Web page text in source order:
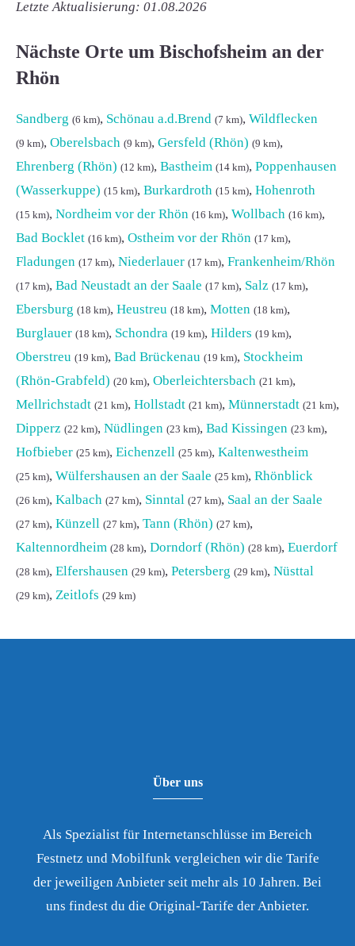
Letzte Aktualisierung: 01.08.2026
Nächste Orte um Bischofsheim an der
Rhön
Sandberg (6 km), Schönau a.d.Brend (7 km), Wildflecken
(9 km), Oberelsbach (9 km), Gersfeld (Rhön) (9 km),
Ehrenberg (Rhön) (12 km), Bastheim (14 km), Poppenhausen
(Wasserkuppe) (15 km), Burkardroth (15 km), Hohenroth
(15 km), Nordheim vor der Rhön (16 km), Wollbach (16 km),
Bad Bocklet (16 km), Ostheim vor der Rhön (17 km),
Fladungen (17 km), Niederlauer (17 km), Frankenheim/Rhön
(17 km), Bad Neustadt an der Saale (17 km), Salz (17 km),
Ebersburg (18 km), Heustreu (18 km), Motten (18 km),
Burglauer (18 km), Schondra (19 km), Hilders (19 km),
Oberstreu (19 km), Bad Brückenau (19 km), Stockheim
(Rhön-Grabfeld) (20 km), Oberleichtersbach (21 km),
Mellrichstadt (21 km), Hollstadt (21 km), Münnerstadt (21 km),
Dipperz (22 km), Nüdlingen (23 km), Bad Kissingen (23 km),
Hofbieber (25 km), Eichenzell (25 km), Kaltenwestheim
(25 km), Wülfershausen an der Saale (25 km), Rhönblick
(26 km), Kalbach (27 km), Sinntal (27 km), Saal an der Saale
(27 km), Künzell (27 km), Tann (Rhön) (27 km),
Kaltennordheim (28 km), Dorndorf (Rhön) (28 km), Euerdorf
(28 km), Elfershausen (29 km), Petersberg (29 km), Nüsttal
(29 km), Zeitlofs (29 km)
Über uns
Als Spezialist für Internetanschlüsse im Bereich
Festnetz und Mobilfunk vergleichen wir die Tarife
der jeweiligen Anbieter seit mehr als 10 Jahren. Bei
uns findest du die Original-Tarife der Anbieter.